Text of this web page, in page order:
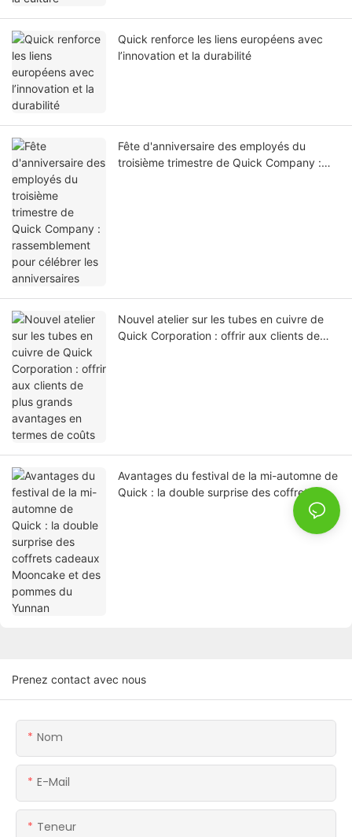
Quick renforce les liens européens avec
l’innovation et la durabilité
Fête d'anniversaire des employés du
troisième trimestre de Quick Company :
Nouvel atelier sur les tubes en cuivre de
Quick Corporation : offrir aux clients de
Avantages du festival de la mi-automne de
Quick : la double surprise des coffrets
cadeaux Mooncake et des pommes du
Prenez contact avec nous
Nom
E-Mail
Teneur